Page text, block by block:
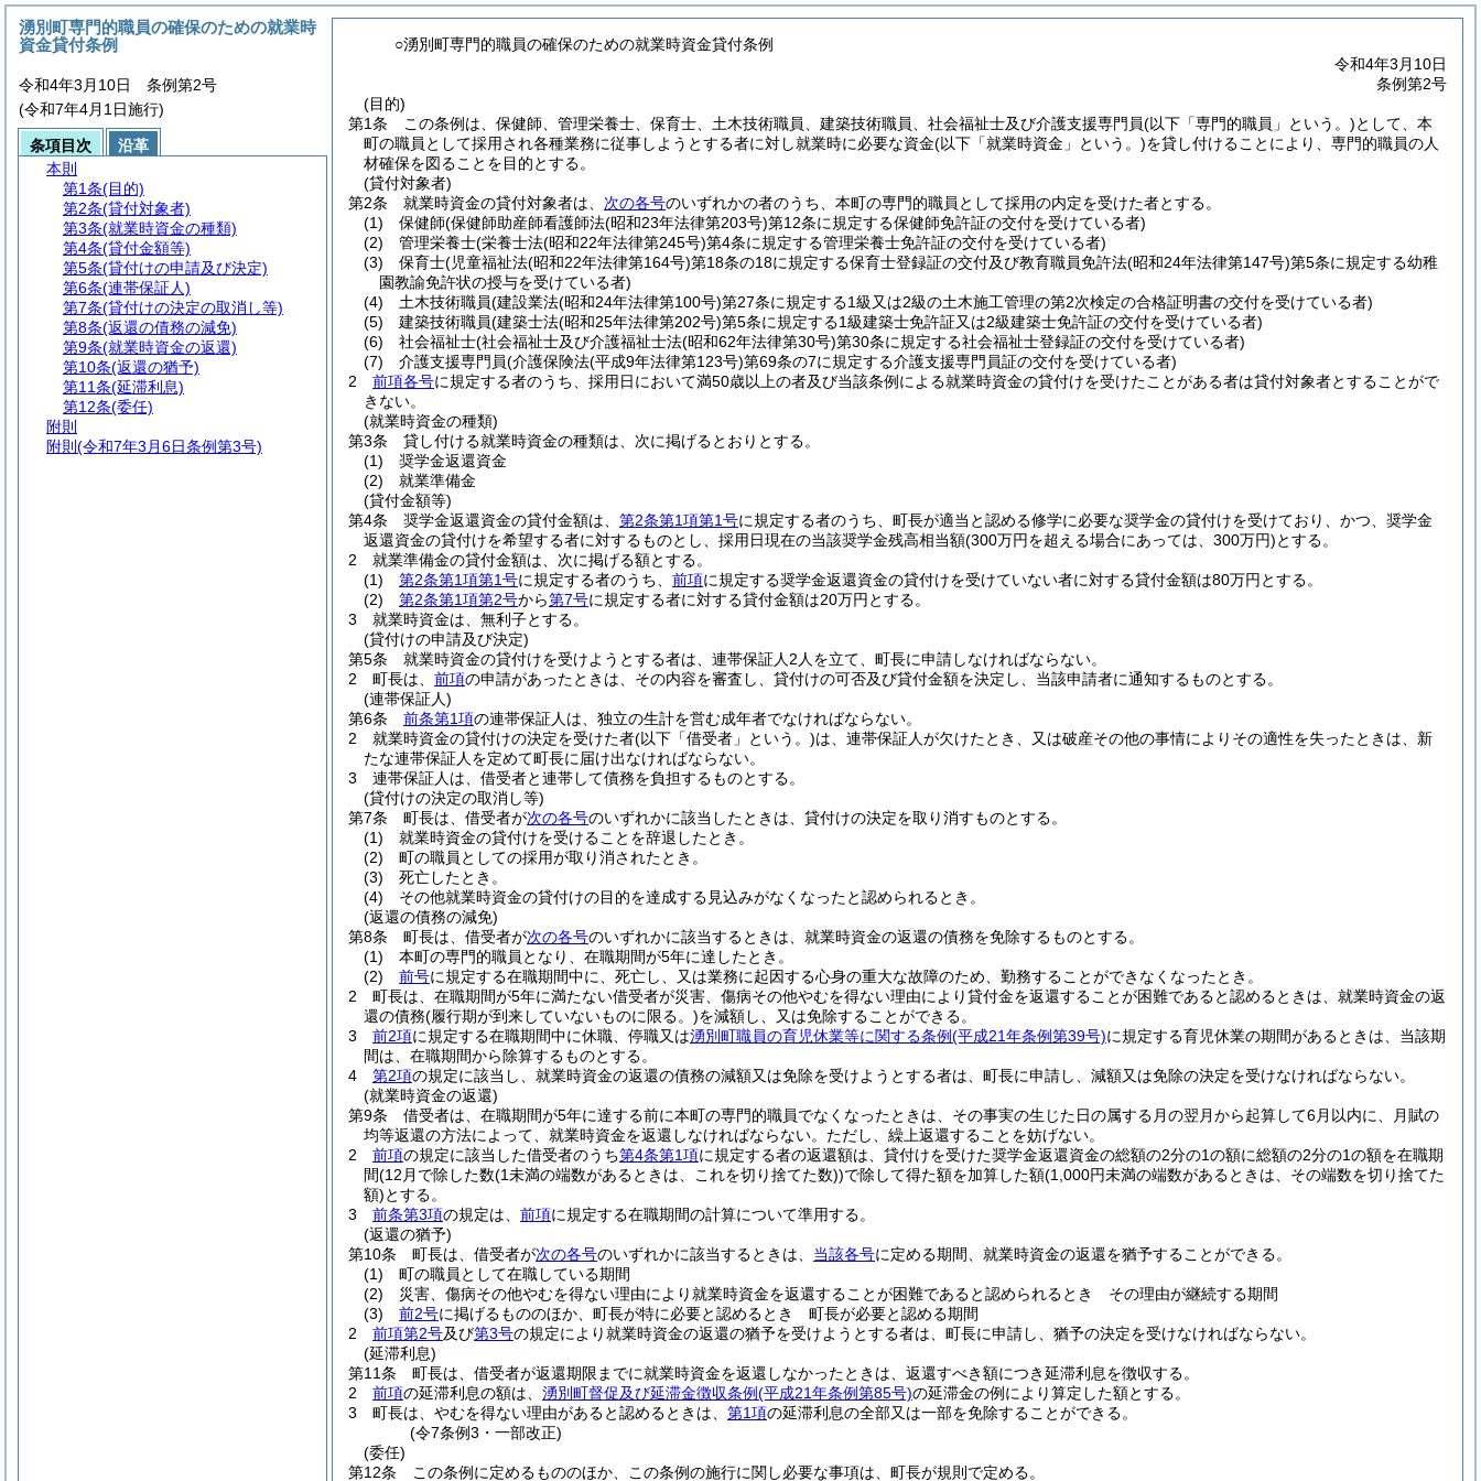
○湧別町専門的職員の確保のための就業時資金貸付条例
令和4年3月10日
条例第2号
(目的)
第1条
この条例は、保健師、管理栄養士、保育士、土木技術職員、建築技術職員、社会福祉士及び介護支援専門員(以下「専門的職員」という。)として、本
町の職員として採用され各種業務に従事しようとする者に対し就業時に必要な資金(以下「就業時資金」という。)を貸し付けることにより、専門的職員の人
材確保を図ることを目的とする。
(貸付対象者)
第2条
就業時資金の貸付対象者は、 次の各号のいずれかの者のうち、本町の専門的職員として採用の内定を受けた者とする。
(1)
保健師(保健師助産師看護師法(昭和23年法律第203号)第12条に規定する保健師免許証の交付を受けている者)
(2)
管理栄養士(栄養士法(昭和22年法律第245号)第4条に規定する管理栄養士免許証の交付を受けている者)
(3)
保育士(児童福祉法(昭和22年法律第164号)第18条の18に規定する保育士登録証の交付及び教育職員免許法(昭和24年法律第147号)第5条に規定する幼稚
園教諭免許状の授与を受けている者)
(4)
土木技術職員(建設業法(昭和24年法律第100号)第27条に規定する1級又は2級の土木施工管理の第2次検定の合格証明書の交付を受けている者)
(5)
建築技術職員(建築士法(昭和25年法律第202号)第5条に規定する1級建築士免許証又は2級建築士免許証の交付を受けている者)
(6)
社会福祉士(社会福祉士及び介護福祉士法(昭和62年法律第30号)第30条に規定する社会福祉士登録証の交付を受けている者)
(7)
介護支援専門員(介護保険法(平成9年法律第123号)第69条の7に規定する介護支援専門員証の交付を受けている者)
2
前項各号に規定する者のうち、採用日において満50歳以上の者及び当該条例による就業時資金の貸付けを受けたことがある者は貸付対象者とすることがで
きない。
(就業時資金の種類)
第3条
貸し付ける就業時資金の種類は、次に掲げるとおりとする。
(1)
奨学金返還資金
(2)
就業準備金
(貸付金額等)
第4条
奨学金返還資金の貸付金額は、 第2条第1項第1号に規定する者のうち、町長が適当と認める修学に必要な奨学金の貸付けを受けており、かつ、奨学金
返還資金の貸付けを希望する者に対するものとし、採用日現在の当該奨学金残高相当額(300万円を超える場合にあっては、300万円)とする。
2
就業準備金の貸付金額は、次に掲げる額とする。
(1)
第2条第1項第1号に規定する者のうち、 前項に規定する奨学金返還資金の貸付けを受けていない者に対する貸付金額は80万円とする。
(2)
第2条第1項第2号から第7号に規定する者に対する貸付金額は20万円とする。
3
就業時資金は、無利子とする。
(貸付けの申請及び決定)
第5条
就業時資金の貸付けを受けようとする者は、連帯保証人2人を立て、町長に申請しなければならない。
2
町長は、 前項の申請があったときは、その内容を審査し、貸付けの可否及び貸付金額を決定し、当該申請者に通知するものとする。
(連帯保証人)
第6条
前条第1項の連帯保証人は、独立の生計を営む成年者でなければならない。
2
就業時資金の貸付けの決定を受けた者(以下「借受者」という。)は、連帯保証人が欠けたとき、又は破産その他の事情によりその適性を失ったときは、新
たな連帯保証人を定めて町長に届け出なければならない。
3
連帯保証人は、借受者と連帯して債務を負担するものとする。
(貸付けの決定の取消し等)
第7条
町長は、借受者が次の各号のいずれかに該当したときは、貸付けの決定を取り消すものとする。
(1)
就業時資金の貸付けを受けることを辞退したとき。
(2)
町の職員としての採用が取り消されたとき。
(3)
死亡したとき。
(4)
その他就業時資金の貸付けの目的を達成する見込みがなくなったと認められるとき。
(返還の債務の減免)
第8条
町長は、借受者が次の各号のいずれかに該当するときは、就業時資金の返還の債務を免除するものとする。
(1)
本町の専門的職員となり、在職期間が5年に達したとき。
(2)
前号に規定する在職期間中に、死亡し、又は業務に起因する心身の重大な故障のため、勤務することができなくなったとき。
2
町長は、在職期間が5年に満たない借受者が災害、傷病その他やむを得ない理由により貸付金を返還することが困難であると認めるときは、就業時資金の返
還の債務(履行期が到来していないものに限る。)を減額し、又は免除することができる。
3
前2項に規定する在職期間中に休職、停職又は湧別町職員の育児休業等に関する条例(平成21年条例第39号)に規定する育児休業の期間があるときは、当該期
間は、在職期間から除算するものとする。
4
第2項の規定に該当し、就業時資金の返還の債務の減額又は免除を受けようとする者は、町長に申請し、減額又は免除の決定を受けなければならない。
(就業時資金の返還)
第9条
借受者は、在職期間が5年に達する前に本町の専門的職員でなくなったときは、その事実の生じた日の属する月の翌月から起算して6月以内に、月賦の
均等返還の方法によって、就業時資金を返還しなければならない。 ただし、繰上返還することを妨げない。
2
前項の規定に該当した借受者のうち第4条第1項に規定する者の返還額は、貸付けを受けた奨学金返還資金の総額の2分の1の額に総額の2分の1の額を在職期
間(12月で除した数(1未満の端数があるときは、これを切り捨てた数))で除して得た額を加算した額(1,000円未満の端数があるときは、その端数を切り捨てた
額)とする。
3
前条第3項の規定は、 前項に規定する在職期間の計算について準用する。
(返還の猶予)
第10条
町長は、借受者が次の各号のいずれかに該当するときは、 当該各号に定める期間、就業時資金の返還を猶予することができる。
(1)
町の職員として在職している期間
(2)
災害、傷病その他やむを得ない理由により就業時資金を返還することが困難であると認められるとき その理由が継続する期間
(3)
前2号に掲げるもののほか、町長が特に必要と認めるとき 町長が必要と認める期間
2
前項第2号及び第3号の規定により就業時資金の返還の猶予を受けようとする者は、町長に申請し、猶予の決定を受けなければならない。
(延滞利息)
第11条
町長は、借受者が返還期限までに就業時資金を返還しなかったときは、返還すべき額につき延滞利息を徴収する。
2
前項の延滞利息の額は、 湧別町督促及び延滞金徴収条例(平成21年条例第85号)の延滞金の例により算定した額とする。
3
町長は、やむを得ない理由があると認めるときは、 第1項の延滞利息の全部又は一部を免除することができる。
(令7条例3・一部改正)
(委任)
第12条
この条例に定めるもののほか、この条例の施行に関し必要な事項は、町長が規則で定める。
湧別町専門的職員の確保のための就業時
資金貸付条例
令和4年3月10日 条例第2号
(令和7年4月1日施行)
条項目次
沿革
本則
第1条(目的)
第2条(貸付対象者)
第3条(就業時資金の種類)
第4条(貸付金額等)
第5条(貸付けの申請及び決定)
第6条(連帯保証人)
第7条(貸付けの決定の取消し等)
第8条(返還の債務の減免)
第9条(就業時資金の返還)
第10条(返還の猶予)
第11条(延滞利息)
第12条(委任)
附則
附則 (令和7年3月6日条例第3号)